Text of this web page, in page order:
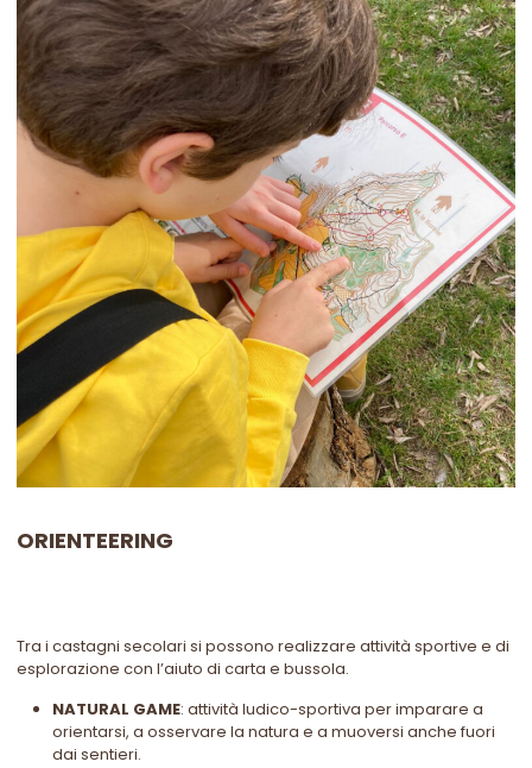
ORIENTEERING
Tra i castagni secolari si possono realizzare attività sportive e di
esplorazione con l’aiuto di carta e bussola.
NATURAL GAME: attività ludico-sportiva per imparare a
orientarsi, a osservare la natura e a muoversi anche fuori
dai sentieri.